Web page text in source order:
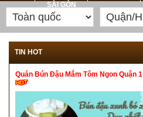
SÀI GÒN
TIN HOT
Quán Bún Đậu Mắm Tôm Ngon Quận 1